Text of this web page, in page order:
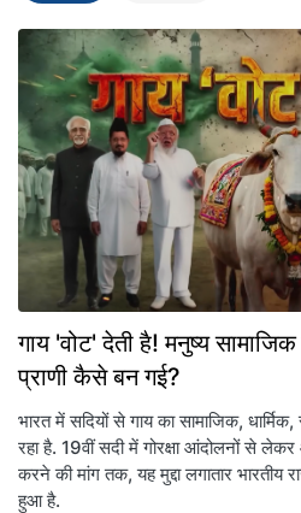
गाय 'वोट' देती है! मनुष्य
प्राणी कैसे बन गई?
भारत में सदियों से गाय का सामाजिक,
रहा है. 19वीं सदी में गोरक्षा आंदोलनों से
करने की मांग तक, यह मुद्दा लगातार
हुआ है.